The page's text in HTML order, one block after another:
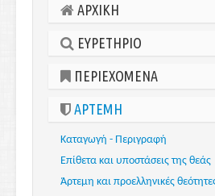
ΑΡΧΙΚΗ
ΕΥΡΕΤΗΡΙΟ
ΠΕΡΙΕΧΟΜΕΝΑ
ΑΡΤΕΜΗ
Καταγωγή - Περιγραφή
Επίθετα και υποστάσεις της θεάς
Άρτεμη και προελληνικές